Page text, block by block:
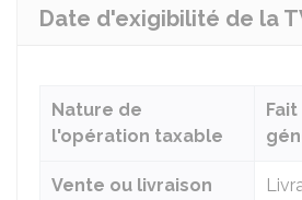
Date d'exigibilité de la
Nature de
l'opération taxable
Fait
Vente ou livraison